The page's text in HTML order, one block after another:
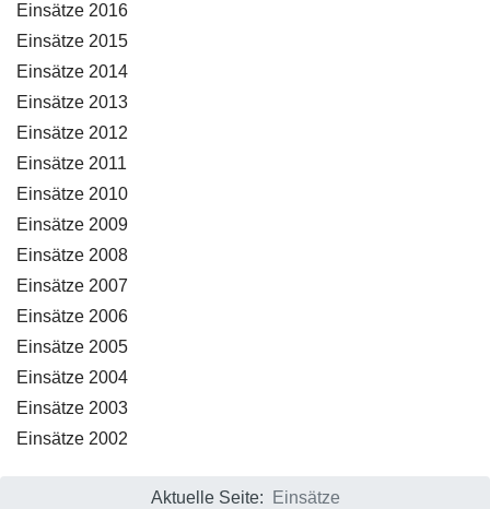
Einsätze 2016
Einsätze 2015
Einsätze 2014
Einsätze 2013
Einsätze 2012
Einsätze 2011
Einsätze 2010
Einsätze 2009
Einsätze 2008
Einsätze 2007
Einsätze 2006
Einsätze 2005
Einsätze 2004
Einsätze 2003
Einsätze 2002
Aktuelle Seite: Einsätze